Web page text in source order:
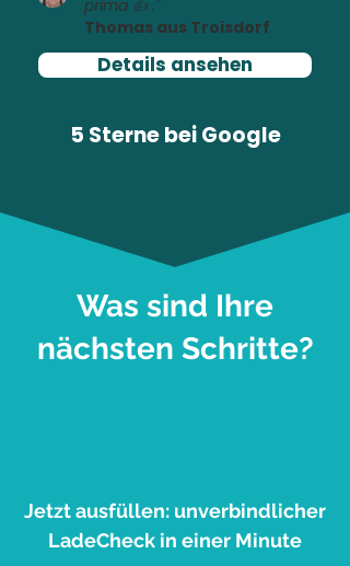
prima 👍 ."
Thomas aus Troisdorf
Details ansehen
5 Sterne beiGoogle
Was sind Ihre
nächsten Schritte?
Jetzt ausfüllen: unverbindlicher
LadeCheck in einer Minute